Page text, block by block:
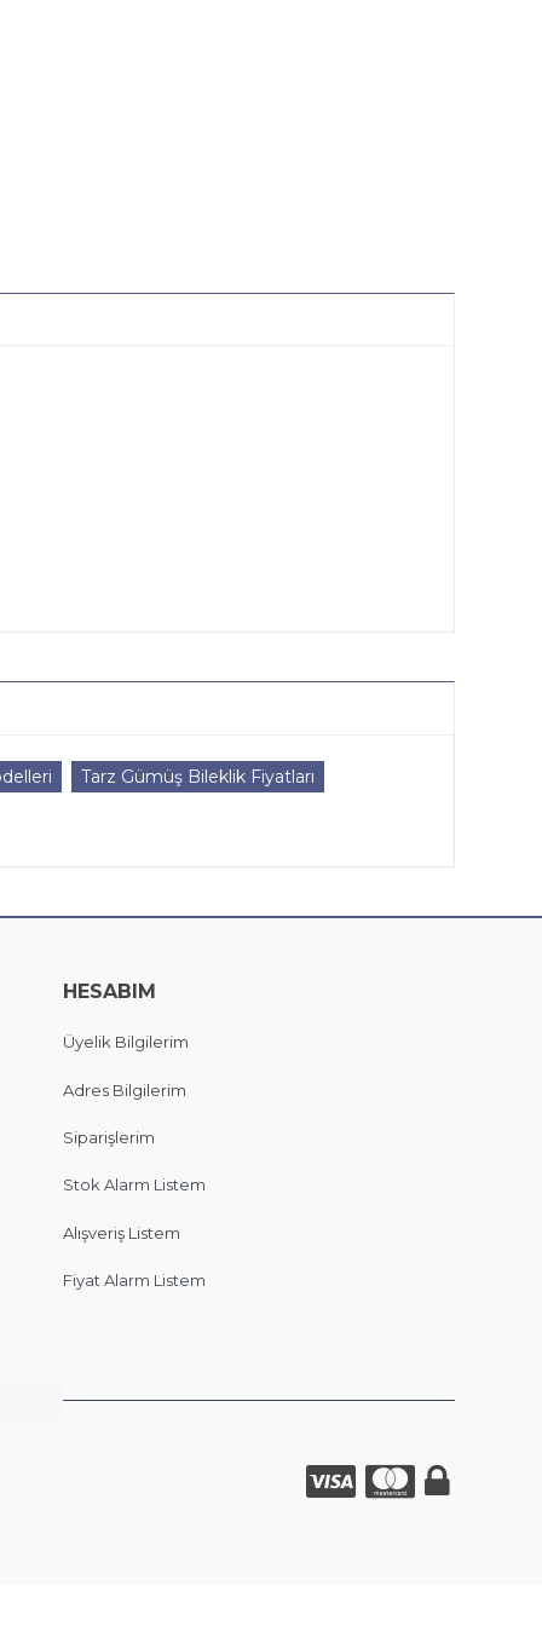
Tarz Gümüş Bileklik Fiyatları
HESABIM
Üyelik Bilgilerim
Adres Bilgilerim
Siparişlerim
Stok Alarm Listem
Alışveriş Listem
Fiyat Alarm Listem